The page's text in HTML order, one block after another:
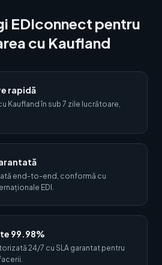
EDIconnect pentru
cu Kaufland
rapidă
Kaufland în sub 7 zile lucrătoare,
end-to-end, conformă cu
EDI.
99.98%
24/7 cu SLA garantat pentru